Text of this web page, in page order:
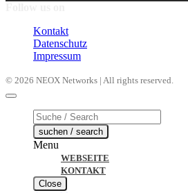
Kontakt
Datenschutz
Impressum
© 2026 NEOX Networks | All rights reserved.
Products
search
suchen / search
Menu
WEBSEITE
KONTAKT
Close